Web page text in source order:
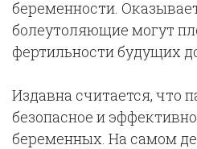
беременности.
болеутоляющие могут
фертильности будущих
Издавна считается, что
безопасное и
беременных. На самом